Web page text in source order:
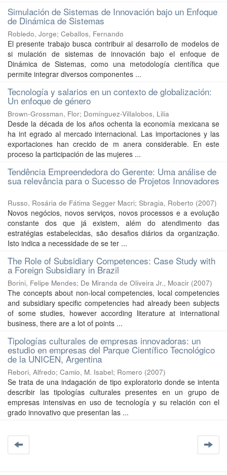
Simulación de Sistemas de Innovación bajo un Enfoque
de Dinámica de Sistemas
Robledo, Jorge; Ceballos, Fernando
El presente trabajo busca contribuir al desarrollo de modelos de
si mulación de sistemas de innovación bajo el enfoque de
Dinámica de Sistemas, como una metodología científica que
permite integrar diversos componentes ...
Tecnología y salarios en un contexto de globalización:
Un enfoque de género
Brown-Grossman, Flor; Domínguez-Villalobos, Lilia
Desde la década de los años ochenta la economía mexicana se
ha int egrado al mercado internacional. Las importaciones y las
exportaciones han crecido de m anera considerable. En este
proceso la participación de las mujeres ...
Tendência Empreendedora do Gerente: Uma análise de
sua relevância para o Sucesso de Projetos Innovadores
Russo, Rosária de Fátima Segger Macri; Sbragia, Roberto (2007)
Novos negócios, novos serviços, novos processos e a evolução
constante dos que já existem, além do atendimento das
estratégias estabelecidas, são desafios diários da organização.
Isto indica a necessidade de se ter ...
The Role of Subsidiary Competences: Case Study with
a Foreign Subsidiary in Brazil
Borini, Felipe Mendes; De Miranda de Oliveira Jr., Moacir (2007)
The concepts about non-local competencies, local competencies
and subsidiary specific competencies had already been subjects
of some studies, however according literature at international
business, there are a lot of points ...
Tipologías culturales de empresas innovadoras: un
estudio en empresas del Parque Científico Tecnológico
de la UNICEN, Argentina
Rebori, Alfredo; Camio, M. Isabel; Romero (2007)
Se trata de una indagación de tipo exploratorio donde se intenta
describir las tipologías culturales presentes en un grupo de
empresas intensivas en uso de tecnología y su relación con el
grado innovativo que presentan las ...